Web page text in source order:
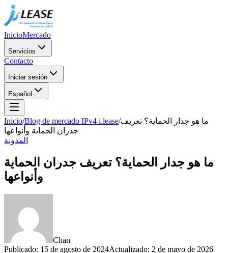
InicioMercado
Servicios
Contacto
Iniciar sesión
Español
Inicio/Blog de mercado IPv4 i.lease/ما هو جدار الحماية؟ تعريف
جدران الحماية وأنواعها
المدونة
ما هو جدار الحماية؟ تعريف جدران الحماية
وأنواعها
Chan
Publicado: 15 de agosto de 2024Actualizado: 2 de mayo de 2026